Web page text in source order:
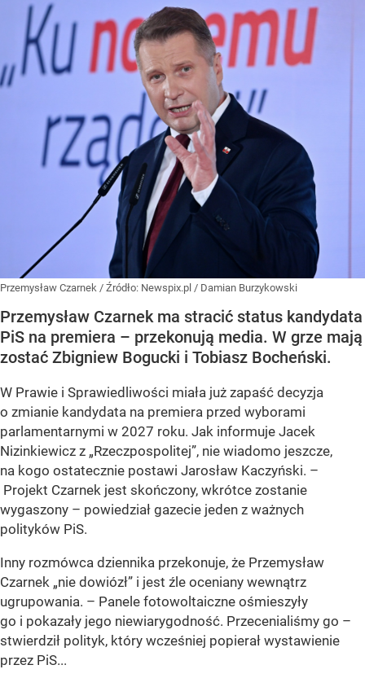
Przemysław Czarnek / Źródło: Newspix.pl / Damian Burzykowski
Przemysław Czarnek ma stracić status kandydata
PiS na premiera – przekonują media. W grze mają
zostać Zbigniew Bogucki i Tobiasz Bocheński.
W Prawie i Sprawiedliwości miała już zapaść decyzja
o zmianie kandydata na premiera przed wyborami
parlamentarnymi w 2027 roku. Jak informuje Jacek
Nizinkiewicz z „Rzeczpospolitej”, nie wiadomo jeszcze,
na kogo ostatecznie postawi Jarosław Kaczyński. –
Projekt Czarnek jest skończony, wkrótce zostanie
wygaszony – powiedział gazecie jeden z ważnych
polityków PiS.
Inny rozmówca dziennika przekonuje, że Przemysław
Czarnek „nie dowiózł” i jest źle oceniany wewnątrz
ugrupowania. – Panele fotowoltaiczne ośmieszyły
go i pokazały jego niewiarygodność. Przecenialiśmy go –
stwierdził polityk, który wcześniej popierał wystawienie
przez PiS...